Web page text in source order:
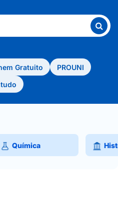
Gratuito
PROUNI
Química